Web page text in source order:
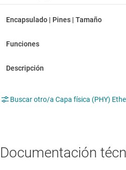
Buscar otro/a Capa física (PHY)
Documentación